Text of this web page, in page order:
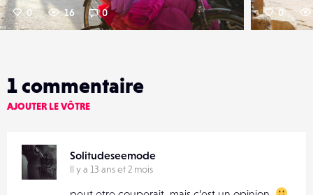
0 16 0 0
1commentaire
AJOUTER LE VÔTRE
Solitudeseemode
Il y a 13 ans et 2 mois